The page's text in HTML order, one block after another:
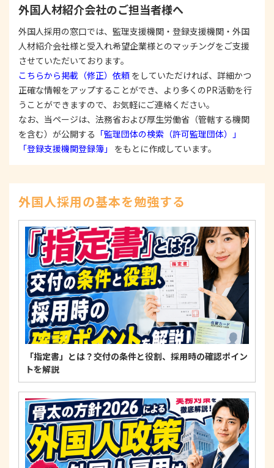
する際は、本人が同意を与えた利用目的の範囲内
で、適法にこれを行います。
2. 安全対策の実施について
個人情報の正確性およびその利用の安全性を確保す
るため、情報セキュリティ対策を始めとする安全措
置を構築し、個人情報への不正アクセス、個人情報
の漏洩、滅失または毀損等の的確な防止とセキュリ
ティの是正に努めます。
3. 苦情および相談等に対する適正な対応について
本人からの苦情および相談があった場合には、適切
示、訂正、削除、または利用もしくは提供の停止等
を求められたときは、適法かつ遅滞なく応じます。
4. 法令・指針・規範の遵守について
適正な個人情報保護の実現のため、個人情報の取扱
いに関する法令、国が定める指針およびその他の規
範を遵守します。
個人情報に関するお問い合わせ窓口
〒125-0061東京都葛飾区亀有3-21-11 藍ビル202
TEL：0120-550-580
株式会社 アルフォース･ワン 個人情報保護担当
外国人材紹介会社のご担当者様へ
外国人採用の窓口では、監理支援機関・登録支援機関・外国
人材紹介会社様と受入れ希望企業様とのマッチングをご支援
させていただいております。
こちらから掲載（修正）依頼 をしていただければ、詳細かつ
正確な情報をアップすることができ、より多くのPR活動を行
うことができますので、お気軽にご連絡ください。
なお、当ページは、法務省および厚生労働省（管轄する機関
を含む）が公開する 「監理団体の検索（許可監理団体）」
「登録支援機関登録簿」
をもとに作成しています。
外国人採用の基本を勉強する
「指定書」とは？交付の条件と役割、採用時の確認ポイン
トを解説